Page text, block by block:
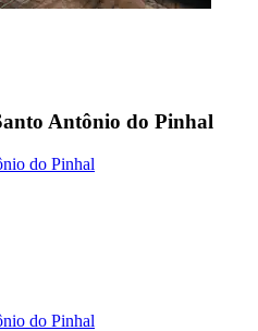
Antônio do Pinhal
do Pinhal
do Pinhal